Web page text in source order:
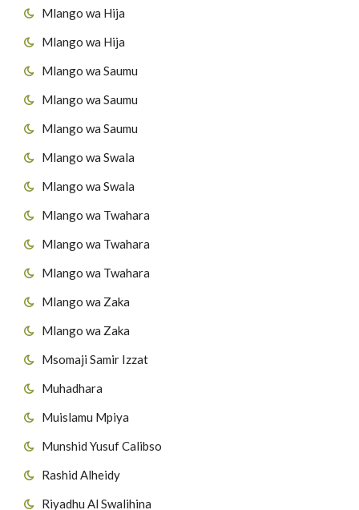
Mlango wa Hija
Mlango wa Hija
Mlango wa Saumu
Mlango wa Saumu
Mlango wa Saumu
Mlango wa Swala
Mlango wa Swala
Mlango wa Twahara
Mlango wa Twahara
Mlango wa Twahara
Mlango wa Zaka
Mlango wa Zaka
Msomaji Samir Izzat
Muhadhara
Muislamu Mpiya
Munshid Yusuf Calibso
Rashid Alheidy
Riyadhu Al Swalihina